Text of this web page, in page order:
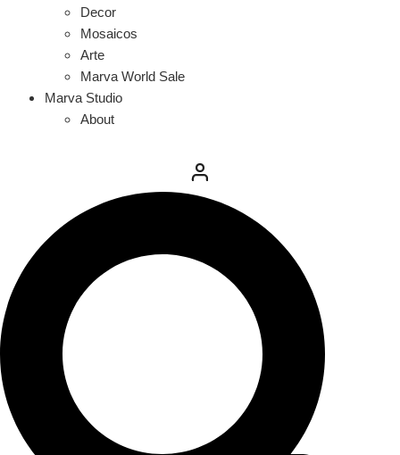
Decor
Mosaicos
Arte
Marva World Sale
Marva Studio
About